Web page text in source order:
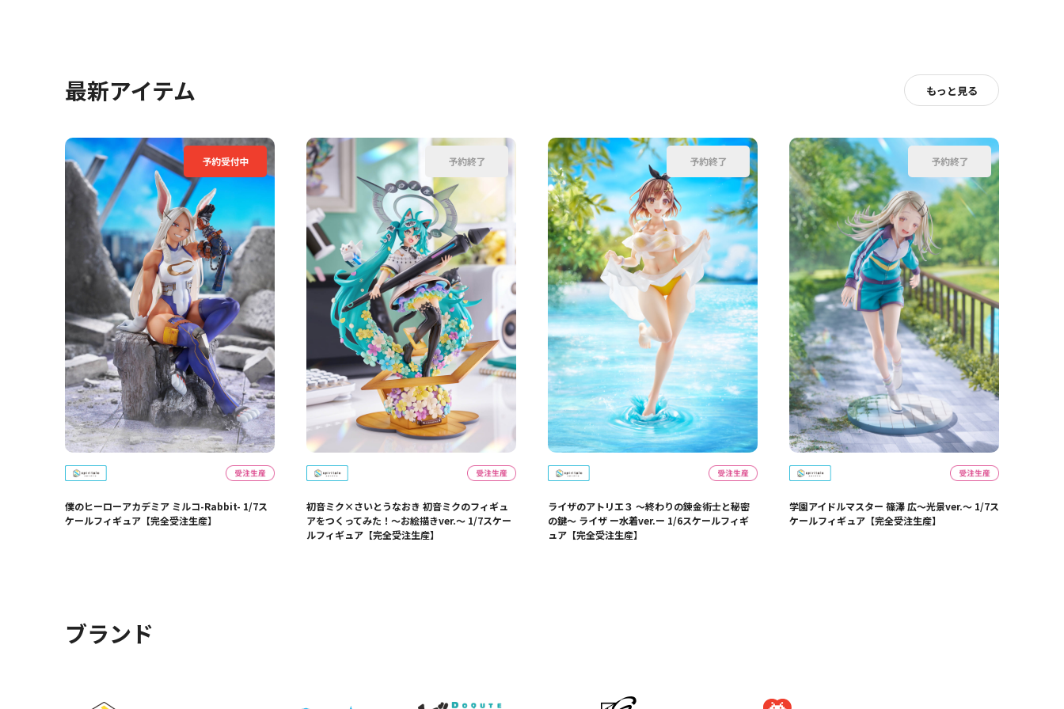
最新アイテム もっと見る
僕のヒーローアカデミア ミルコ-Rabbit- 1/7ス
ケールフィギュア【完全受注生産】
初音ミク×さいとうなおき 初音ミクのフィギュ
アをつくってみた！～お絵描きver.～ 1/7スケー
ルフィギュア【完全受注生産】
ライザのアトリエ３ ～終わりの錬金術士と秘密
の鍵～ ライザ ー水着ver.ー 1/6スケールフィギ
ュア【完全受注生産】
学園アイドルマスター 篠澤 広～光景ver.～ 1/7ス
ケールフィギュア【完全受注生産】
ブランド